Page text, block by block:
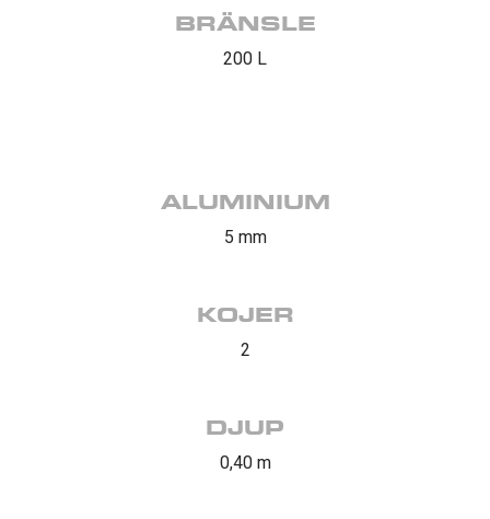
BRÄNSLE
200 L
ALUMINIUM
5 mm
KOJER
2
DJUP
0,40 m